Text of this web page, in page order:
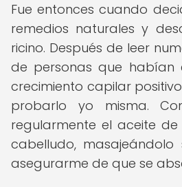
Fue entonces cuando
remedios naturales y
ricino. Después de leer
de personas que habían
crecimiento capilar
probarlo yo misma.
regularmente el aceite
cabelludo, masajeándolo
asegurarme de que se